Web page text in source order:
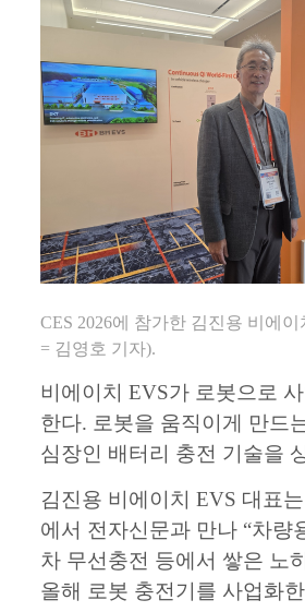
CES 2026에 참가한 김진용 비에
= 김영호 기자).
비에이치 EVS가 로봇으로
한다. 로봇을 움직이게 만드
심장인 배터리 충전 기술을
김진용 비에이치 EVS 대표
에서 전자신문과 만나 “차량
차 무선충전 등에서 쌓은 노
올해 로봇 충전기를 사업화